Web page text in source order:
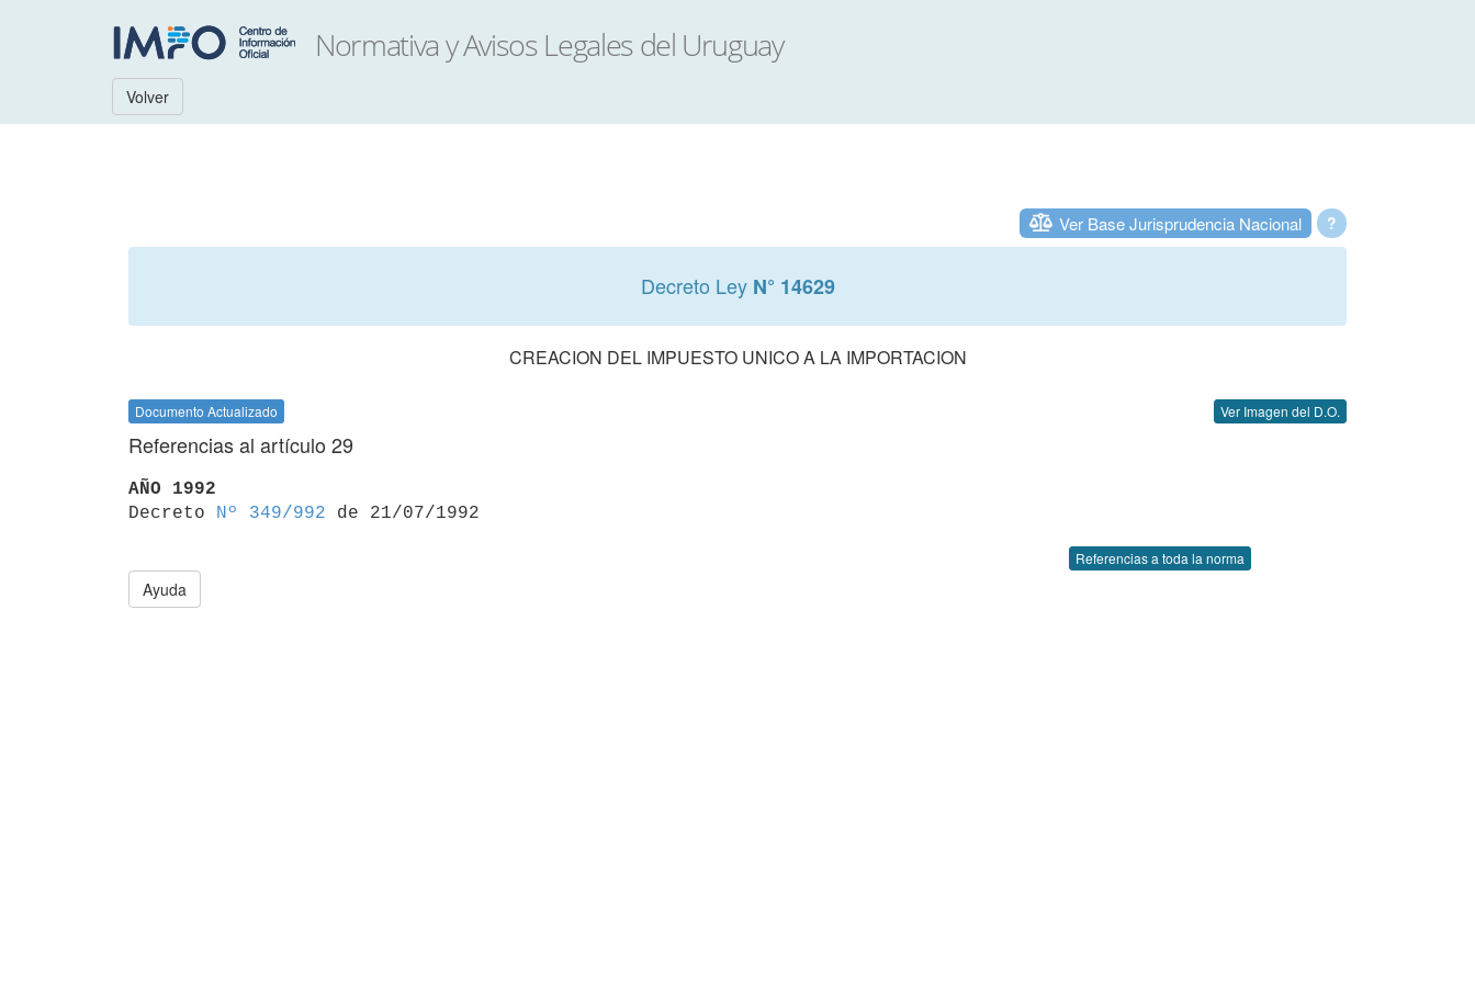
Volver
?
Ver Base Jurisprudencia Nacional
Decreto Ley N° 14629
CREACION DEL IMPUESTO UNICO A LA IMPORTACION
Documento Actualizado Ver Imagen del D.O.
Referencias al artículo 29
AÑO 1992
Decreto
Nº 349/992
Referencias a toda la norma
Ayuda